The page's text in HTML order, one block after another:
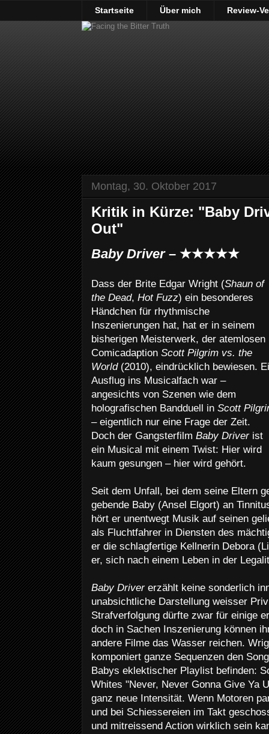
Startseite Über mich Review-
Montag, 30. Oktober 2017
Kritik in Kürze: "Baby
Out"
Baby Driver– ★★★★★
Dass der Brite Edgar Wright (Shaun of
the Dead, Hot Fuzz) ein besonderes
Händchen für rhythmische
Inszenierungen hat, hat er in seinem
bisherigen Meisterwerk, der atemlosen
Comicadaption Scott Pilgrim vs. the
World(2010), eindrücklich bewiesen.
Ausflug ins Musicalfach war –
angesichts von Szenen wie dem
holografischen Bandduell in Scott
– eigentlich nur eine Frage der Zeit.
Doch der Gangsterfilm Baby Driverist
ein Musical mit einem Twist: Hier wird
kaum gesungen – hier wird gehört.
Seit dem Unfall, bei dem seine Eltern
gebende Baby (Ansel Elgort) an
hört er unentwegt Musik auf seinen
als Fluchtfahrer in Diensten des
er die schlagfertige Kellnerin Debora
er, sich nach einem Leben in der
Baby Drivererzählt keine sonderlich
unabsichtliche Darstellung weisser
Strafverfolgung dürfte zwar für einige
doch in Sachen Inszenierung können
andere Filme das Wasser reichen.
komponiert ganze Sequenzen den
Babys eklektischer Playlist befinden:
Whites "Never, Never Gonna Give Ya
ganz neue Intensität. Wenn Motoren
und bei Schiessereien im Takt
und mitreissend Action wirklich sein